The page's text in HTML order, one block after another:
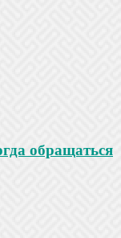
обращаться